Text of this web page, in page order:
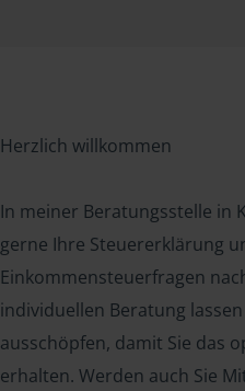
Herzlich willkommen
In meiner Beratungsstelle in
gerne Ihre Steuererklärung
Einkommensteuerfragen
individuellen Beratung
ausschöpfen, damit Sie das
erhalten. Werden auch Sie